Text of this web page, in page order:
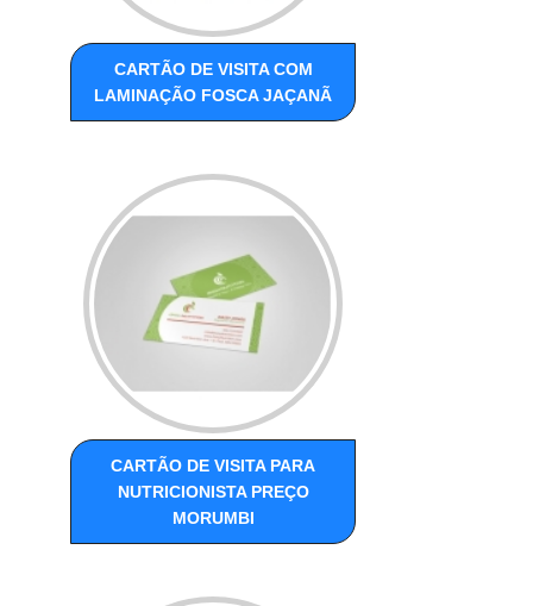
CARTÃO DE VISITA COM
LAMINAÇÃO FOSCA JAÇANÃ
CARTÃO DE VISITA PARA
NUTRICIONISTA PREÇO
MORUMBI